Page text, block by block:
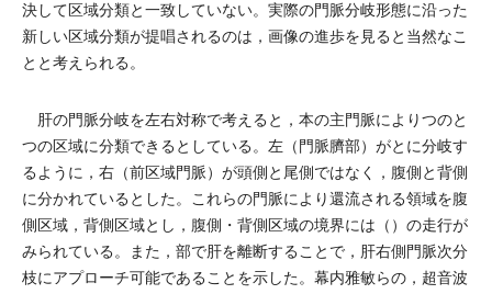
決して区域分類と一致していない。実際の門脈分岐形態に沿った
新しい区域分類が提唱されるのは，画像の進歩を見ると当然なこ
とと考えられる。
肝の門脈分岐を左右対称で考えると，本の主門脈によりつのと
つの区域に分類できるとしている。左（門脈臍部）がとに分岐す
るように，右（前区域門脈）が頭側と尾側ではなく，腹側と背側
に分かれているとした。これらの門脈により還流される領域を腹
側区域，背側区域とし，腹側・背側区域の境界には（）の走行が
みられている。また，部で肝を離断することで，肝右側門脈次分
枝にアプローチ可能であることを示した。幕内雅敏らの，超音波